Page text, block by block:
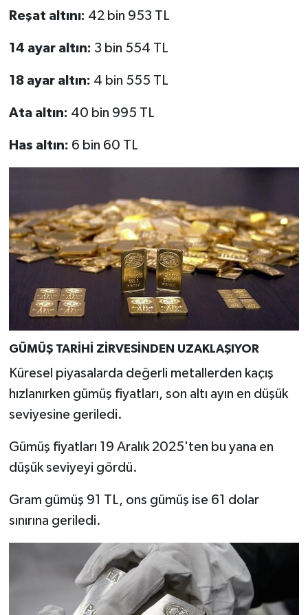
Reşat altını: 42 bin 953 TL
14 ayar altın: 3 bin 554 TL
18 ayar altın: 4 bin 555 TL
Ata altın: 40 bin 995 TL
Has altın: 6 bin 60 TL
GÜMÜŞ TARİHİ ZİRVESİNDEN UZAKLAŞIYOR
Küresel piyasalarda değerli metallerden kaçış
hızlanırken gümüş fiyatları, son altı ayın en düşük
seviyesine geriledi.
Gümüş fiyatları 19 Aralık 2025'ten bu yana en
düşük seviyeyi gördü.
Gram gümüş 91 TL, ons gümüş ise 61 dolar
sınırına geriledi.